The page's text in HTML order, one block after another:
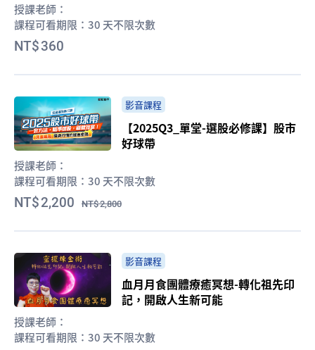
授課老師：
課程可看期限： 30 天不限次數
360
影音課程
【2025Q3_單堂-選股必修課】股市
好球帶
授課老師：
課程可看期限： 30 天不限次數
2,200 2,800
影音課程
血月月食團體療癒冥想-轉化祖先印
記，開啟人生新可能
授課老師：
課程可看期限： 30 天不限次數